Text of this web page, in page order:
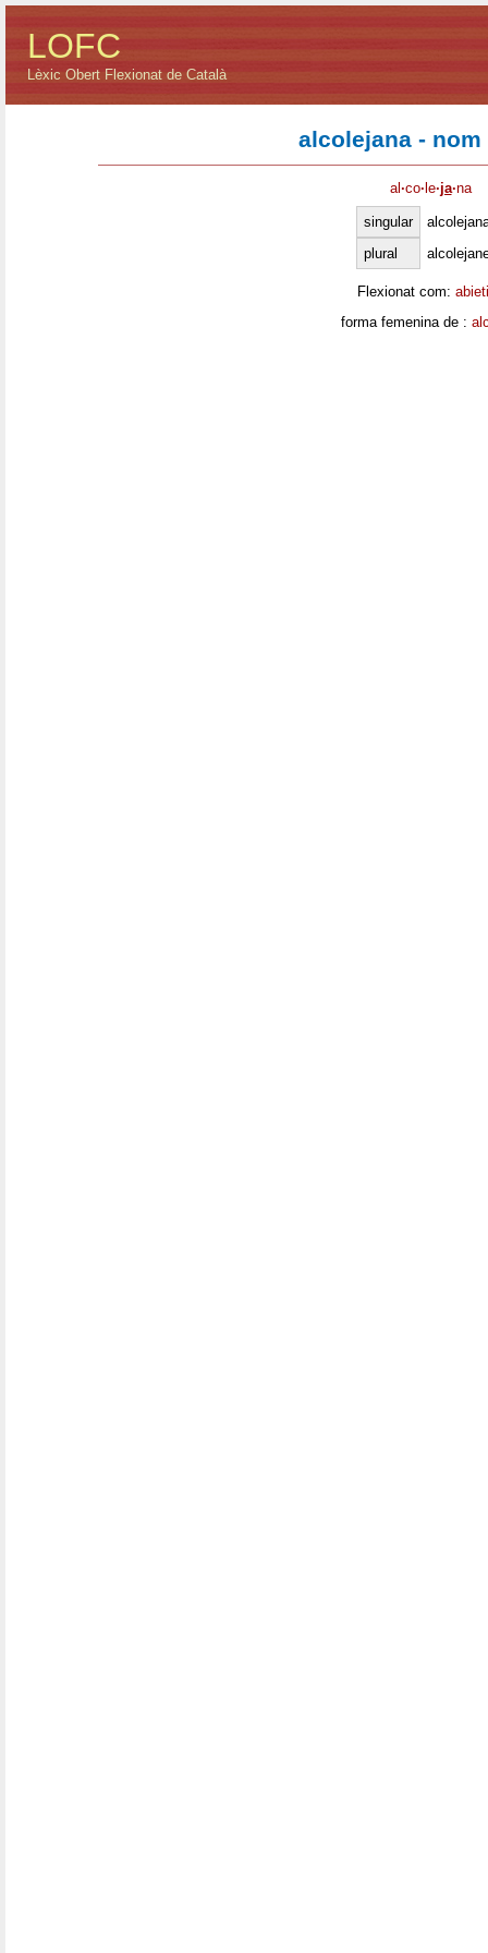
LOFC
Lèxic Obert Flexionat de Català
alcolejana - nom
al·co· le·ja·na
singular
plural
Flexionat com:
forma femenina de :